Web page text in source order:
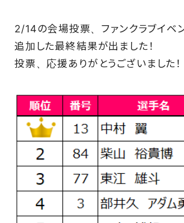
2/14の会場投票、ファンクラブイベ
追加した最終結果が出ました！
投票、応援ありがとうございました！